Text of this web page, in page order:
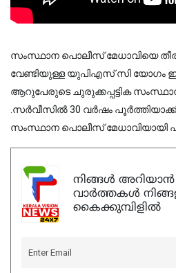
സംസ്ഥാന പൊലീസ് മേധാവിയെ
വേണ്ടിയുള്ള യുപിഎസ് സി യോഗം ഈ
ആറുപേരുടെ ചുരുക്കപ്പട്ടിക സംസ്ഥാന
.സർവീസിൽ 30 വർഷം
സംസ്ഥാന പൊലീസ് മേധാവിയായി
നിങ്ങൾ
വാർത്തകൾ
കൈക്കുമ്പിളിൽ